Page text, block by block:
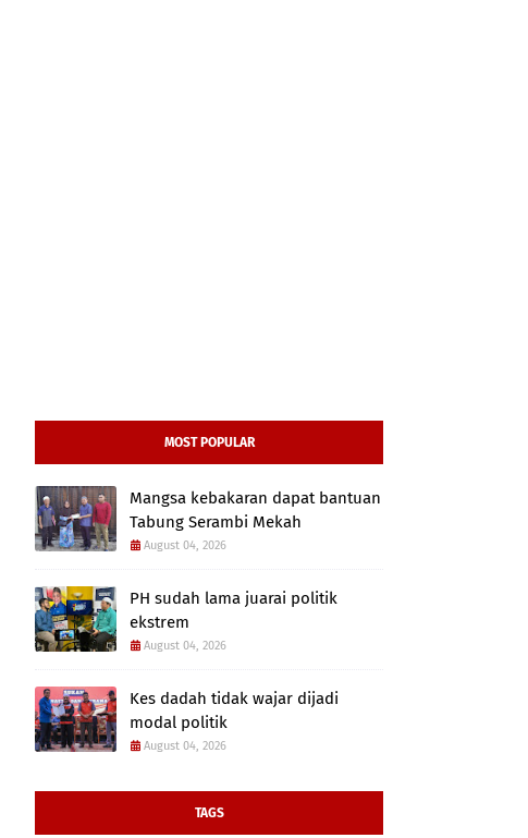
MOST POPULAR
Mangsa kebakaran dapat bantuan
Tabung Serambi Mekah
August 04, 2026
PH sudah lama juarai politik
ekstrem
August 04, 2026
Kes dadah tidak wajar dijadi
modal politik
August 04, 2026
TAGS